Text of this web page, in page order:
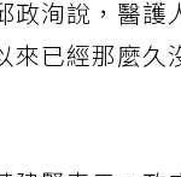
政洵說，醫護
來已經那麼